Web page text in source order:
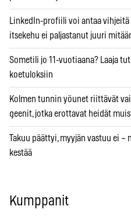
LinkedIn-profiili voi antaa
itsekehu ei paljastanut juuri
Sometili jo 11-vuotiaana? Laaja
koetuloksiin
Kolmen tunnin yöunet riittävät
geenit, jotka erottavat heidät
Takuu päättyi, myyjän vastuu ei
kestää
Kumppanit